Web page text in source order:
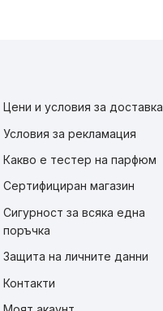
Цени и условия за доставка
Условия за рекламация
Какво е тестер на парфюм
Сертифициран магазин
Сигурност за всяка една
поръчка
Защита на личните данни
Контакти